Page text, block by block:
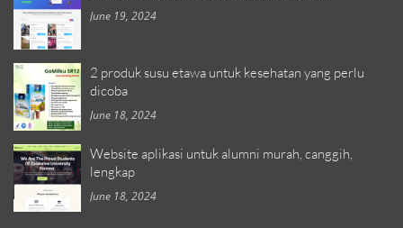
June 19, 2024
2 produk susu etawa untuk kesehatan yang perlu
dicoba
June 18, 2024
Website aplikasi untuk alumni murah, canggih,
lengkap
June 18, 2024